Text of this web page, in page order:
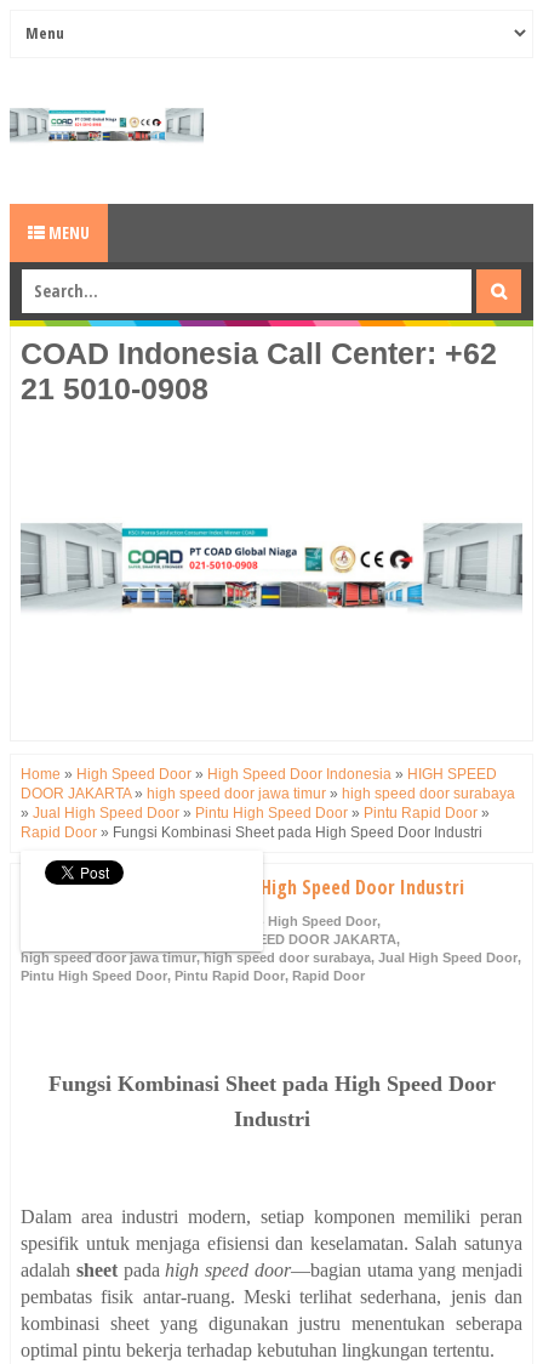
MENU
COAD Indonesia Call Center: +62
21 5010-0908
Home » High Speed Door » High Speed Door Indonesia » HIGH SPEED
DOOR JAKARTA» high speed door jawa timur » high speed door surabaya
» Jual High Speed Door » Pintu High Speed Door » Pintu Rapid Door »
Rapid Door » Fungsi Kombinasi Sheet pada High Speed Door Industri
Fungsi Kombinasi Sheet pada High Speed Door Industri
High Speed Door,
HIGH SPEED DOOR JAKARTA,
high speed door jawa timur,high speed door surabaya, Jual High Speed Door,
Pintu High Speed Door, Pintu Rapid Door, Rapid Door
Fungsi Kombinasi Sheet pada High Speed Door
Industri
Dalam area industri modern, setiap komponen memiliki peran
spesifik untuk menjaga efisiensi dan keselamatan. Salah satunya
adalah sheetpadahigh speed door—bagian utama yang menjadi
pembatas fisik antar-ruang. Meski terlihat sederhana, jenis dan
kombinasi sheet yang digunakan justru menentukan seberapa
optimal pintu bekerja terhadap kebutuhan lingkungan tertentu.